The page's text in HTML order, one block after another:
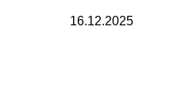
16.12.2025